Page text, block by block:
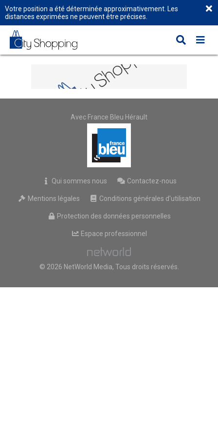
Votre position a été déterminée approximativement. Les
distances exprimées ne peuvent être précises.
Avec France Bleu Hérault
Qui sommes nous Contactez-nous
Mentions légales Conditions générales d'utilisation
Protection des données personnelles
Espace professionnel
© 2026 NetWorld Media, Tous droits réservés.